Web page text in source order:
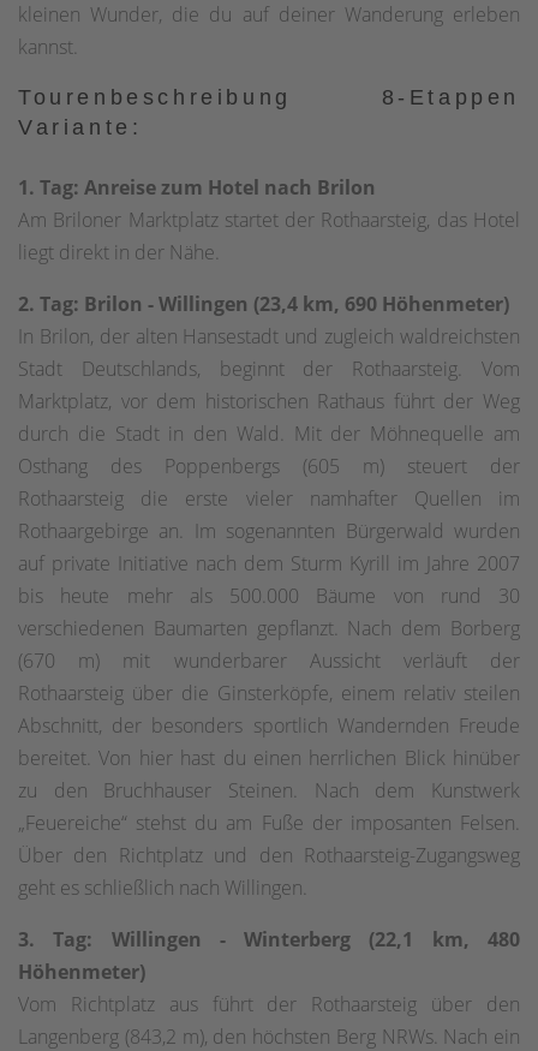
kleinen Wunder, die du auf deiner Wanderung erleben
kannst.
Tourenbeschreibung 8-Etappen
Variante:
1. Tag: Anreise zum Hotel nach Brilon
Am Briloner Marktplatz startet der Rothaarsteig, das Hotel
liegt direkt in der Nähe.
2. Tag: Brilon - Willingen (23,4 km, 690 Höhenmeter)
In Brilon, der alten Hansestadt und zugleich waldreichsten
Stadt Deutschlands, beginnt der Rothaarsteig. Vom
Marktplatz, vor dem historischen Rathaus führt der Weg
durch die Stadt in den Wald. Mit der Möhnequelle am
Osthang des Poppenbergs (605 m) steuert der
Rothaarsteig die erste vieler namhafter Quellen im
Rothaargebirge an. Im sogenannten Bürgerwald wurden
auf private Initiative nach dem Sturm Kyrill im Jahre 2007
bis heute mehr als 500.000 Bäume von rund 30
verschiedenen Baumarten gepflanzt. Nach dem Borberg
(670 m) mit wunderbarer Aussicht verläuft der
Rothaarsteig über die Ginsterköpfe, einem relativ steilen
Abschnitt, der besonders sportlich Wandernden Freude
bereitet. Von hier hast du einen herrlichen Blick hinüber
zu den Bruchhauser Steinen. Nach dem Kunstwerk
„Feuereiche“ stehst du am Fuße der imposanten Felsen.
Über den Richtplatz und den Rothaarsteig-Zugangsweg
geht es schließlich nach Willingen.
3. Tag: Willingen - Winterberg (22,1 km, 480
Höhenmeter)
Vom Richtplatz aus führt der Rothaarsteig über den
Langenberg (843,2 m), den höchsten Berg NRWs. Nach ein